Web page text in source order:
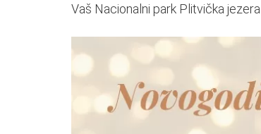
Vaš Nacionalni park Plitvička jezera